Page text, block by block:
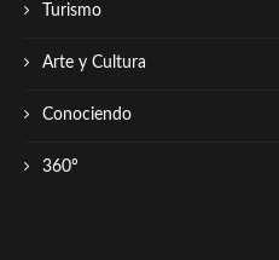
Turismo
Arte y Cultura
Conociendo
360º